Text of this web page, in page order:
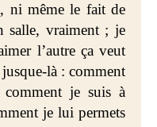
ni même le fait de
salle, vraiment ; je
l’autre ça veut
jusque-là : comment
je suis à
je lui permets